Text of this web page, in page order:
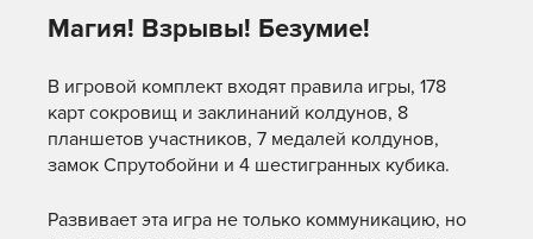
Магия! Взрывы! Безумие!
В игровой комплект входят правила игры, 178
карт сокровищ и заклинаний колдунов, 8
планшетов участников, 7 медалей колдунов,
замок Спрутобойни и 4 шестигранных кубика.
Развивает эта игра не только коммуникацию, но